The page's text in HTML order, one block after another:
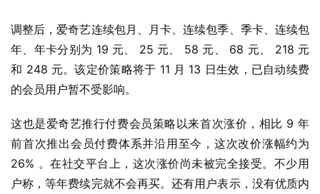
调整后，爱奇艺连续包月、月卡、连续包季、季卡、连续包
年、年卡分别为 19 元、 25 元、 58 元、 68 元、 218 元
和 248 元。该定价策略将于 11 月 13 日生效，已自动续费
的会员用户暂不受影响。
这也是爱奇艺推行付费会员策略以来首次涨价，相比 9 年
前首次推出会员付费体系并沿用至今，这次改价涨幅约为
26% 。在社交平台上，这次涨价尚未被完全接受。不少用
户称，等年费续完就不会再买。还有用户表示，没有优质内